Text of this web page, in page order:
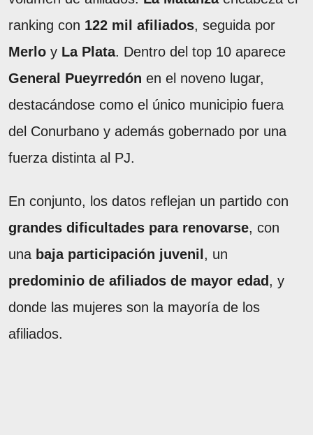
ranking con 122 mil afiliados, seguida por
Merlo y La Plata. Dentro del top 10 aparece
General Pueyrredón en el noveno lugar,
destacándose como el único municipio fuera
del Conurbano y además gobernado por una
fuerza distinta al PJ.
En conjunto, los datos reflejan un partido con
grandes dificultades para renovarse, con
una baja participación juvenil , un
predominio de afiliados de mayor edad , y
donde las mujeres son la mayoría de los
afiliados.